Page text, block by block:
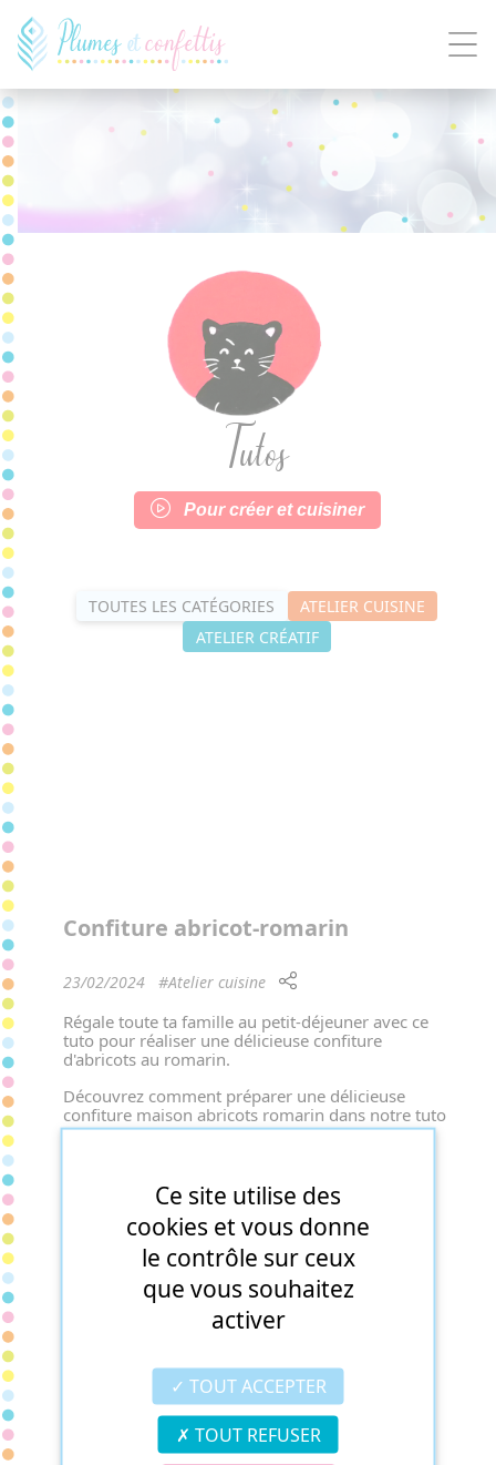
Tutos
Pour créer et cuisiner
TOUTES LES CATÉGORIES
ATELIER CUISINE
ATELIER CRÉATIF
Confiture abricot-romarin
23/02/2024 #Atelier cuisine
Régale toute ta famille au petit-déjeuner avec ce
tuto pour réaliser une délicieuse confiture
d'abricots au romarin.
Découvrez comment préparer une délicieuse
confiture maison abricots romarin dans notre tuto
cuisine. Savourez l'harmonie des saveurs en
Flans au chocolat
Panneau de gestion des cookies
Ce site utilise des
cookies et vous donne
le contrôle sur ceux
que vous souhaitez
activer
TOUT ACCEPTER
TOUT REFUSER